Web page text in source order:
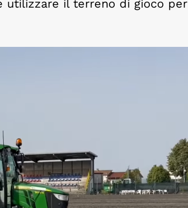
utilizzare il terreno di gioco per